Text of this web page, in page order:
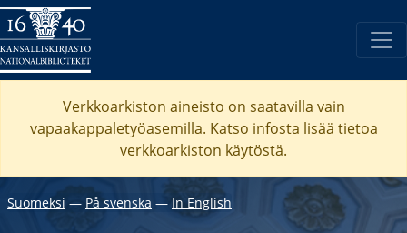
Verkkoarkiston aineisto on saatavilla vain
vapaakappaletyöasemilla. Katso infosta lisää tietoa
verkkoarkiston käytöstä.
Suomeksi ― På svenska ― In English